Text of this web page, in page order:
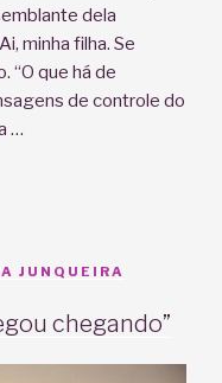
dela
minha filha. Se
“O que há de
de controle do
…
JUNQUEIRA
chegando”